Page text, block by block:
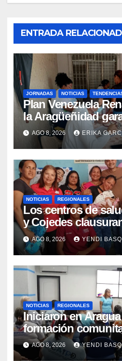
ENTRADA
JORNADAS NOTICIAS
Plan Venezuela
la Aragüeñidad
atención médica
Aragua
AGO 8, 2026 ERIKA
NOTICIAS REGIONALES
Los centros de
y Cojedes
Semana Mundial
Materna
AGO 8, 2026 YENDI
NOTICIAS REGIONALES
Iniciaron en
formación
atención a
discapacidad
AGO 8, 2026 YENDI